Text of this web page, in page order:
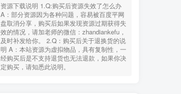
资源下载说明 1.Q:购买后资源失效了怎么办
A：部分资源因为各种问题，容易被百度平网
盘取消分享，购买后如果发现资源过期获得失
效的情况，请加老师的微信：zhandiankefu，
及时补发给你。 2.Q：购买后关于退换货的说
明 A：本站资源为虚拟物品，具有复制性，一
经购买后是不支持退货也无法退款，如果你决
定购买，请知悉此说明。